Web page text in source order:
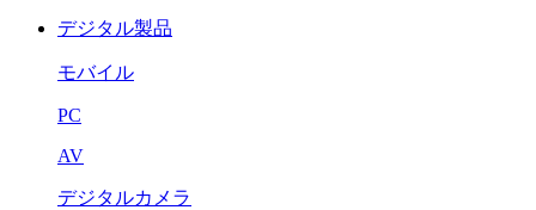
デジタル製品
モバイル
PC
AV
デジタルカメラ